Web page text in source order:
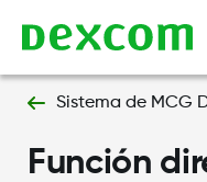
Sistema de MCG
Función